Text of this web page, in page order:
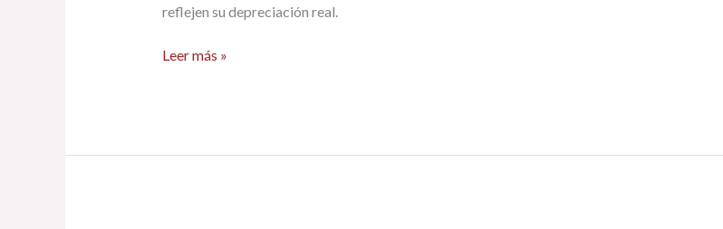
reflejen su depreciación real.
fiscal
Leer más »